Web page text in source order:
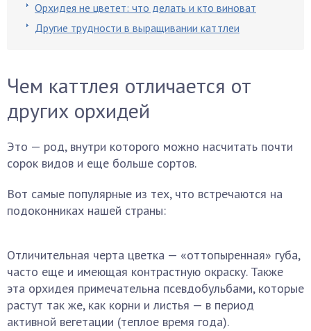
Орхидея не цветет: что делать и кто виноват
Другие трудности в выращивании каттлеи
Чем каттлея отличается от
других орхидей
Это — род, внутри которого можно насчитать почти
сорок видов и еще больше сортов.
Вот самые популярные из тех, что встречаются на
подоконниках нашей страны:
Отличительная черта цветка — «оттопыренная» губа,
часто еще и имеющая контрастную окраску. Также
эта орхидея примечательна псевдобульбами, которые
растут так же, как корни и листья — в период
активной вегетации (теплое время года).